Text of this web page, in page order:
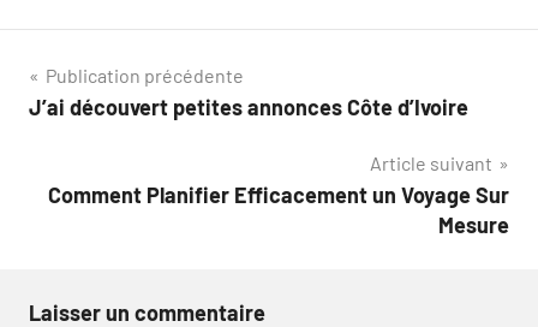
Navigation
de
Publication précédente
J’ai découvert petites annonces Côte d’Ivoire
Article suivant
Comment Planifier Efficacement un Voyage Sur
Mesure
Laisser un commentaire